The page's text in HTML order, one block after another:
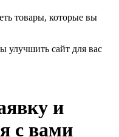
товары, которые вы
улучшить сайт для вас
и
с вами